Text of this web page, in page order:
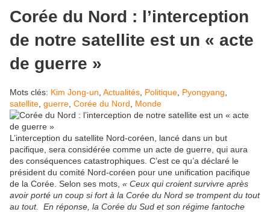
Corée du Nord : l’interception
de notre satellite est un « acte
de guerre »
Mots clés: Kim Jong-un Actualités Politique Pyongyang
satellite guerre Corée du Nord Monde
L’interception du satellite Nord-coréen, lancé dans un but
pacifique, sera considérée comme un acte de guerre, qui aura
des conséquences catastrophiques. C’est ce qu’a déclaré le
président du comité Nord-coréen pour une unification pacifique
de la Corée. Selon ses mots, « Ceux qui croient survivre après
avoir porté un coup si fort à la Corée du Nord se trompent du tout
au tout. En réponse, la Corée du Sud et son régime fantoche